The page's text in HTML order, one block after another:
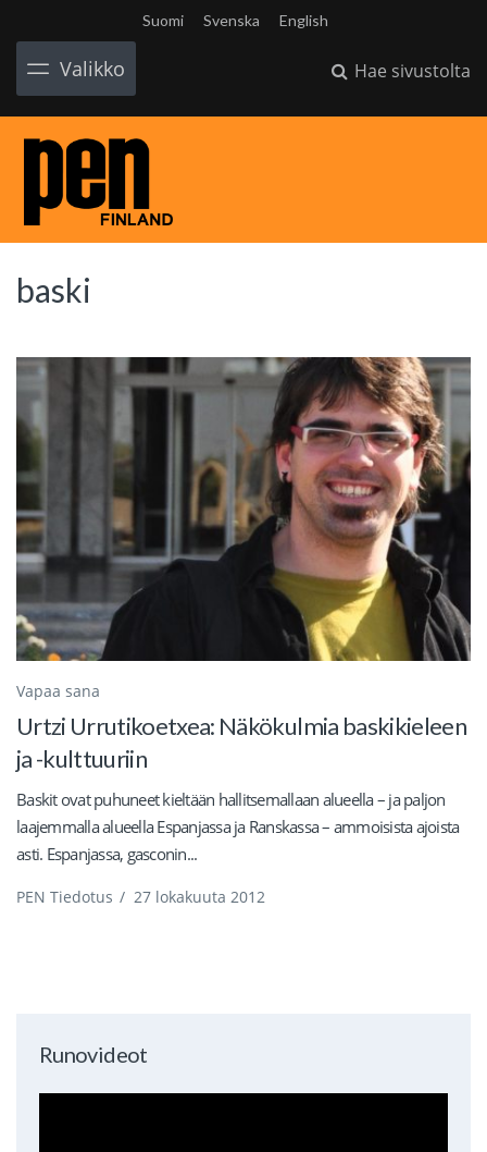
Suomi Svenska English
Valikko Hae sivustolta
baski
Vapaa sana
Urtzi Urrutikoetxea: Näkökulmia baskikieleen
ja -kulttuuriin
Baskit ovat puhuneet kieltään hallitsemallaan alueella – ja paljon
laajemmalla alueella Espanjassa ja Ranskassa – ammoisista ajoista
asti. Espanjassa, gasconin...
PEN Tiedotus / 27 lokakuuta 2012
Runovideot